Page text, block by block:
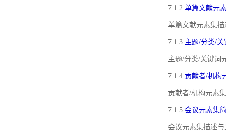
7.1.2 单篇文献元
单篇文献元素集
7.1.3 主题/分类/
主题/分类/关键词
7.1.4 贡献者/机构
贡献者/机构元素
7.1.5 会议元素集
会议元素集描述